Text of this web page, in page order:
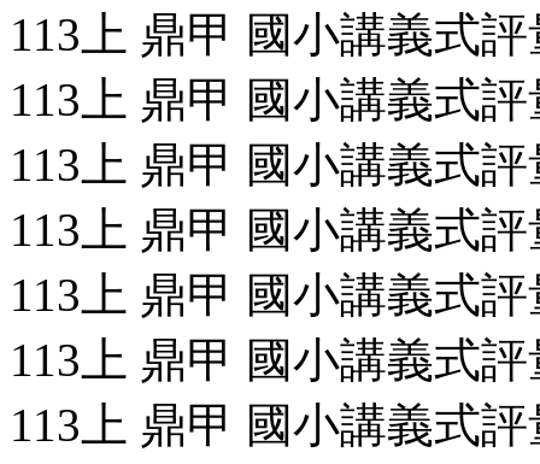
113上 鼎甲 國小講義式
113上 鼎甲 國小講義式
113上 鼎甲 國小講義式
113上 鼎甲 國小講義式
113上 鼎甲 國小講義式
113上 鼎甲 國小講義式
113上 鼎甲 國小講義式